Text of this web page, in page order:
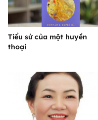
Tiểu sử của một huyền
thoại